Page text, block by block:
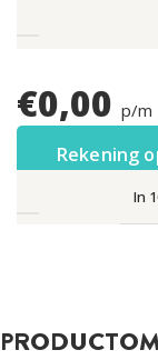
€0,00 p/m
Rekening
In